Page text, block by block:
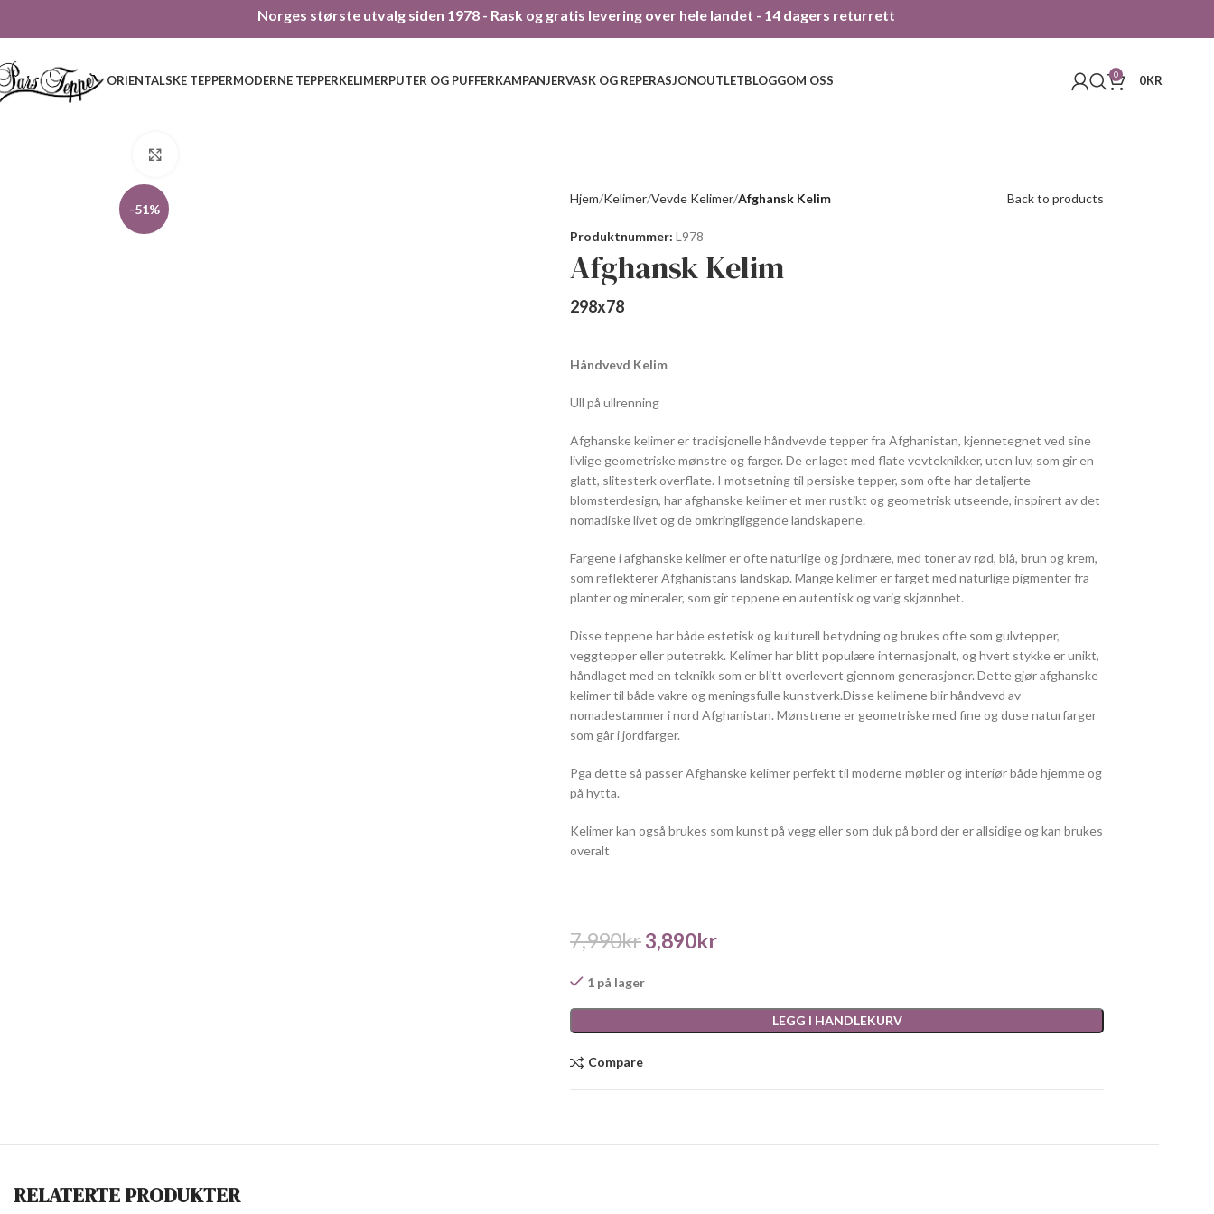
Norges største utvalg siden 1978 - Rask og gratis levering over hele landet - 14 dagers returrett
ORIENTALSKE TEPPERMODERNE TEPPERKELIMERPUTER OG PUFFERKAMPANJERVASK OG REPERASJONOUTLETBLOGGOM OSS 0 0KR
-51%
Hjem Kelimer Vevde Kelimer Afghansk Kelim Back to products
Produktnummer: L978
Afghansk Kelim
298x78
Håndvevd Kelim
Ull på ullrenning
Afghanske kelimer er tradisjonelle håndvevde tepper fra Afghanistan, kjennetegnet ved sine
livlige geometriske mønstre og farger. De er laget med flate vevteknikker, uten luv, som gir en
glatt, slitesterk overflate. I motsetning til persiske tepper, som ofte har detaljerte
blomsterdesign, har afghanske kelimer et mer rustikt og geometrisk utseende, inspirert av det
nomadiske livet og de omkringliggende landskapene.
Fargene i afghanske kelimer er ofte naturlige og jordnære, med toner av rød, blå, brun og krem,
som reflekterer Afghanistans landskap. Mange kelimer er farget med naturlige pigmenter fra
planter og mineraler, som gir teppene en autentisk og varig skjønnhet.
Disse teppene har både estetisk og kulturell betydning og brukes ofte som gulvtepper,
veggtepper eller putetrekk. Kelimer har blitt populære internasjonalt, og hvert stykke er unikt,
håndlaget med en teknikk som er blitt overlevert gjennom generasjoner. Dette gjør afghanske
kelimer til både vakre og meningsfulle kunstverk.Disse kelimene blir håndvevd av
nomadestammer i nord Afghanistan. Mønstrene er geometriske med fine og duse naturfarger
som går i jordfarger.
Pga dette så passer Afghanske kelimer perfekt til moderne møbler og interiør både hjemme og
på hytta.
Kelimer kan også brukes som kunst på vegg eller som duk på bord der er allsidige og kan brukes
overalt
7,990kr3,890kr
1 på lager
LEGG I HANDLEKURV
Compare
RELATERTE PRODUKTER